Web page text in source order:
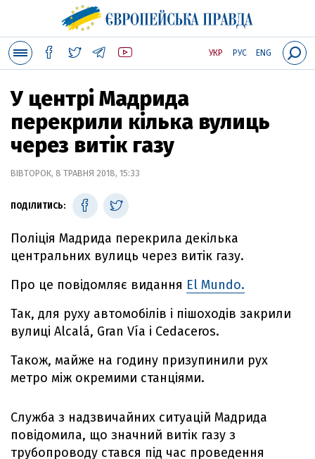
УКР РУС ENG
У центрі Мадрида
перекрили кілька вулиць
через витік газу
ВІВТОРОК, 8 ТРАВНЯ 2018, 15:33
ПОДІЛИТИСЬ:
Поліція Мадрида перекрила декілька
центральних вулиць через витік газу.
Про це повідомляє видання El Mundo.
Так, для руху автомобілів і пішоходів закрили
вулиці Alcalá, Gran Vía і Cedaceros.
Також, майже на годину призупинили рух
метро між окремими станціями.
Служба з надзвичайних ситуацій Мадрида
повідомила, що значний витік газу з
трубопроводу стався під час проведення